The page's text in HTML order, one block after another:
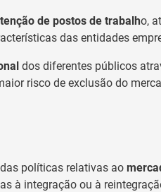
de postos de trabalho,
das entidades
dos diferentes públicos
risco de exclusão do
políticas relativas ao
à integração ou à